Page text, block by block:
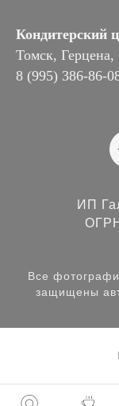
Кондитерский
Томск, Герцена,
8 (995) 386-86-
ИП
Все
защищены